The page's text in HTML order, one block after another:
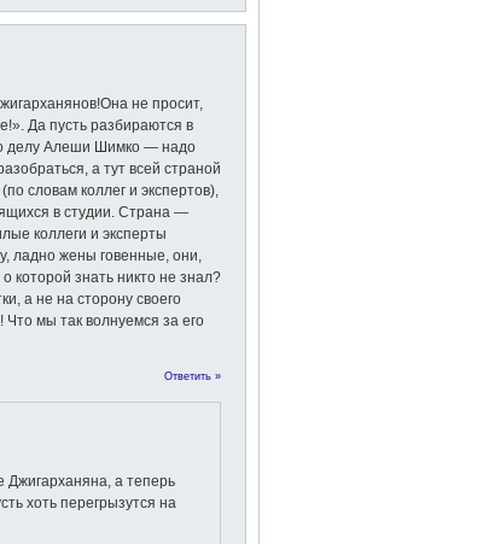
не просит,
Да пусть разбираются в
делу Алеши Шимко — надо
а тут всей страной
словам коллег и экспертов),
в студии. Страна —
коллеги и эксперты
ладно жены говенные, они,
о которой знать никто не знал?
а не на сторону своего
Что мы так волнуемся за его
Ответить »
Джигарханяна, а теперь
хоть перегрызутся на